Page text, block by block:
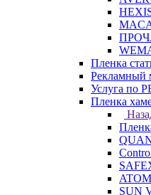
Пленка
Рекламный
Услуга по
Пленка
SUN